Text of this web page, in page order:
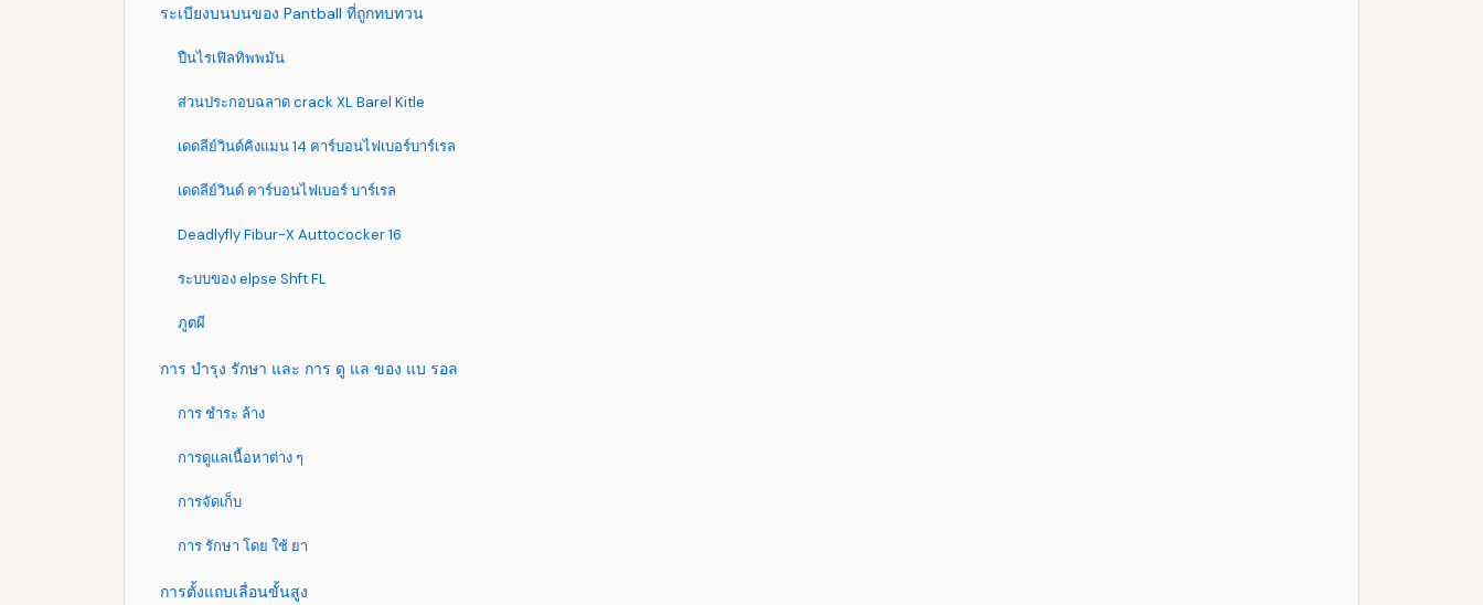
ระเบียงบนบนของ Pantball ที่ถูกทบทวน
ปืนไรเฟิลทิพพมัน
ส่วนประกอบฉลาด crack XL Barel Kitle
เดดลีย์วินด์คิงแมน 14 คาร์บอนไฟเบอร์บาร์เรล
เดดลีย์วินด์ คาร์บอนไฟเบอร์ บาร์เรล
Deadlyfly Fibur-X Auttococker 16
ระบบของ elpse Shft FL
ภูตผี
การ บํารุง รักษา และ การ ดู แล ของ แบ รอล
การ ชําระ ล้าง
การดูแลเนื้อหาต่าง ๆ
การจัดเก็บ
การ รักษา โดย ใช้ ยา
การตั้งแถบเลื่อนขั้นสูง